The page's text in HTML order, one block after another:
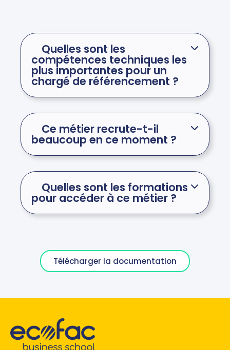
Quelles sont les
compétences techniques les
plus importantes pour un
chargé de référencement ?
Ce métier recrute-t-il
beaucoup en ce moment ?
Quelles sont les formations
pour accéder à ce métier ?
Télécharger la documentation